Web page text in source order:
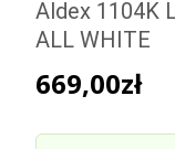
Aldex 1104K
ALL WHITE
669,00zł